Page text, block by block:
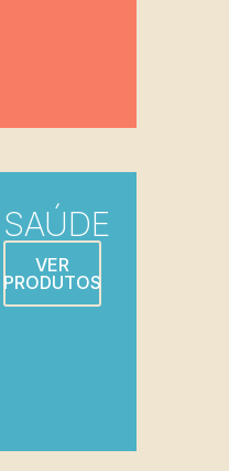
SAÚDE
VER
PRODUTOS